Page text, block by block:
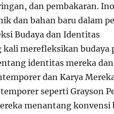
dan pembakaran.
dan bahan baru dalam
Budaya dan Identitas
kali merefleksikan budaya
identitas mereka
dan Karya
seperti Grayson
menantang